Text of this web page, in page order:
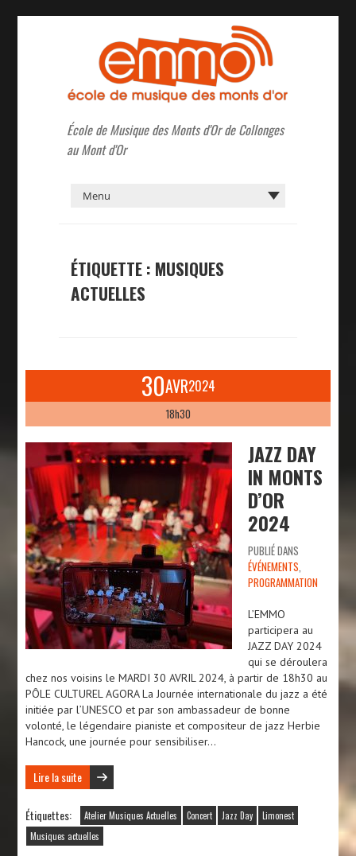
École de Musique des Monts d'Or de Collonges
au Mont d'Or
ÉTIQUETTE : MUSIQUES
ACTUELLES
30AVR2024
18h30
JAZZ DAY
IN MONTS
D’OR
2024
PUBLIÉ DANS
ÉVÉNEMENTS
PROGRAMMATION
L’EMMO
participera au
JAZZ DAY 2024
qui se déroulera
chez nos voisins le MARDI 30 AVRIL 2024, à partir de 18h30 au
PÔLE CULTUREL AGORA La Journée internationale du jazz a été
initiée par l’UNESCO et par son ambassadeur de bonne
volonté, le légendaire pianiste et compositeur de jazz Herbie
Hancock, une journée pour sensibiliser…
Lire la suite
Étiquettes: Atelier Musiques Actuelles Concert Jazz Day
Limonest
Musiques actuelles